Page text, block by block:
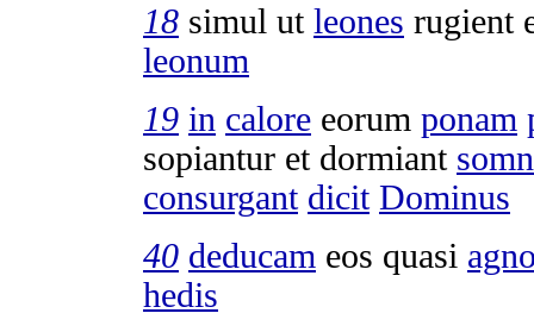
18 simul ut leones rugient
leonum
19 in calore eorum ponam
sopiantur et dormiant
consurgant dicit Dominus
40 deducam eos quasi
hedis